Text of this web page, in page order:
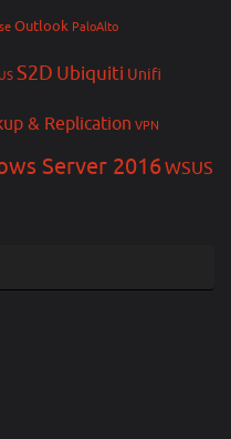
Outlook PaloAlto
S2D Ubiquiti Unifi
& Replication VPN
Server 2016WSUS